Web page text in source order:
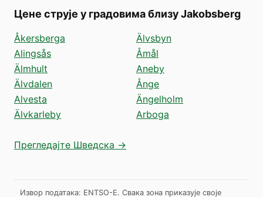
Цене струје у градовима близу Jakobsberg
Åkersberga
Alingsås
Älmhult
Älvdalen
Alvesta
Älvkarleby
Älvsbyn
Åmål
Aneby
Ånge
Ängelholm
Arboga
Прегледајте Шведска →
Извор података: ENTSO-E. Свака зона приказује своје